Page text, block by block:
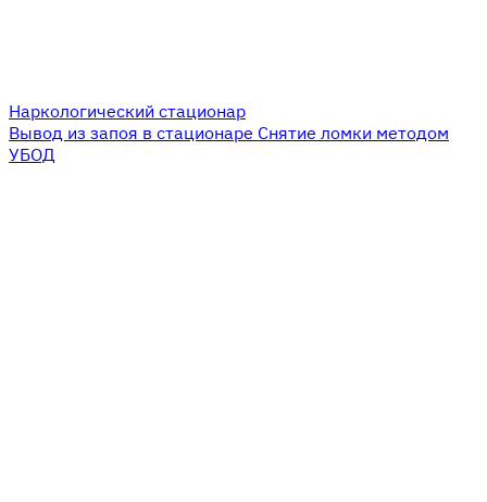
Наркологический стационар
Вывод из запоя в стационаре Снятие ломки методом
УБОД